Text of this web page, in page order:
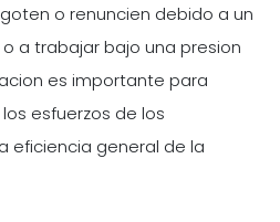
o renuncien debido a un
a trabajar bajo una presion
es importante para
esfuerzos de los
eficiencia general de la